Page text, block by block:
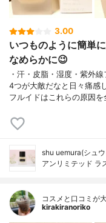
3.00
いつものように簡単
なめらかに😉
・汗・皮脂・湿度・紫外
4つが大敵だなと日々痛感
フルイドはこれらの原因
shu uemura(シュ
アンリミテッド ラ
コスメと口コミが
kirakiranoriko